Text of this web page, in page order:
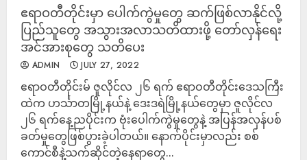
ဧရာဝတီတိုင်းမှာ ပေါက်ကွဲမှုတွေ ဆက်ဖြစ်လာနိုင်လို့
ပြည်သူတွေ အသွားအလာသတိထားဖို့ တော်လှန်ရေး
အင်အားစုတွေ သတိပေး
ADMIN JULY 27, 2022
ဧရာဝတီတိုင်းမ် ဇူလိုင်လ ၂၆ ရက် ဧရာဝတီတိုင်းဒေသကြီး
ထဲက ဟင်္သာတမြို့နယ်နဲ့ ဒေးဒရဲမြို့နယ်တွေမှာ ဇူလိုင်လ
၂၆ ရက်နေ့ညပိုင်းက ဗုံးပေါက်ကွဲမှုတွေနဲ့ အပြန်အလှန်ပစ်
ခတ်မှုတွေဖြစ်ပွားခဲ့ပါတယ်။ နောက်ပိုင်းမှာလည်း စစ်
ကောင်စီနဲ့သက်ဆိုင်တဲ့နေရာတွေ...